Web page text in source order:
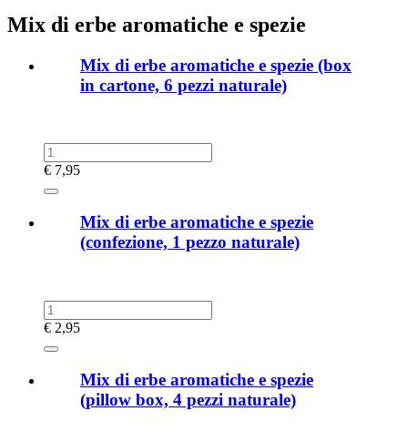
Mix di erbe aromatiche e spezie
Mix di erbe aromatiche e spezie (box
in cartone, 6 pezzi naturale)
€ 7,95
Mix di erbe aromatiche e spezie
(confezione, 1 pezzo naturale)
€ 2,95
Mix di erbe aromatiche e spezie
(pillow box, 4 pezzi naturale)